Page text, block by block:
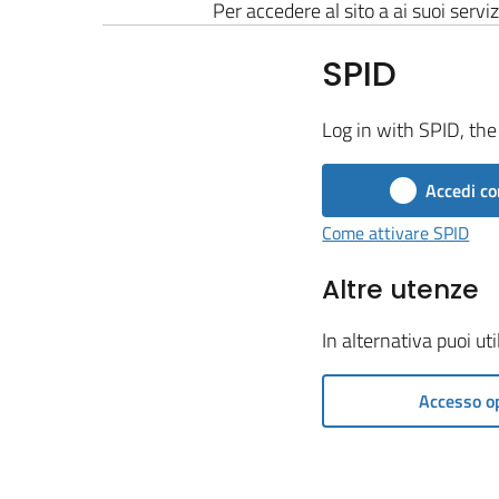
Per accedere al sito a ai suoi
SPID
Log in with SPID,
Accedi
Come attivare SPID
Altre utenze
In alternativa puoi
Accesso